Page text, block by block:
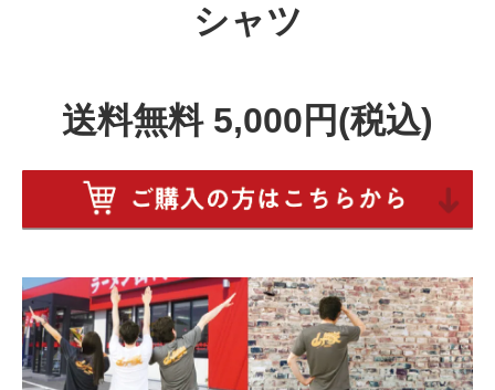
シャツ
送料無料 5,000円(税込)